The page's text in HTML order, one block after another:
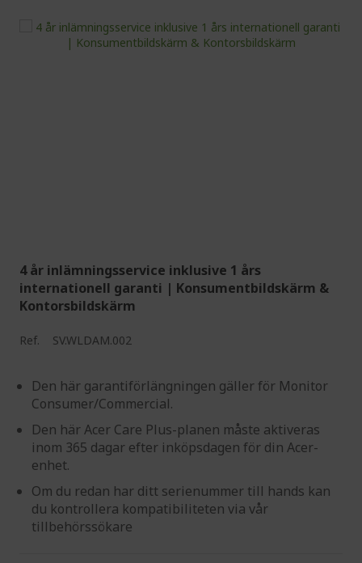
4 år inlämningsservice inklusive 1 års
internationell garanti | Konsumentbildskärm &
Kontorsbildskärm
Ref. SV.WLDAM.002
Den här garantiförlängningen gäller för Monitor
Consumer/Commercial.
Den här Acer Care Plus-planen måste aktiveras
inom 365 dagar efter inköpsdagen för din Acer-
enhet.
Om du redan har ditt serienummer till hands kan
du kontrollera kompatibiliteten via vår
tillbehörssökare